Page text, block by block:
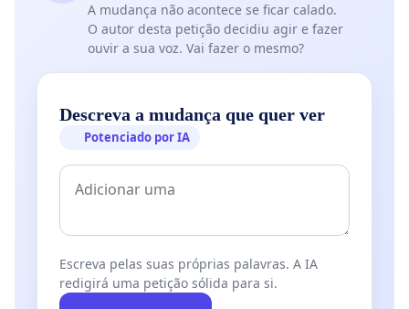
A mudança não acontece se ficar calado.
O autor desta petição decidiu agir e fazer
ouvir a sua voz. Vai fazer o mesmo?
Descreva a mudança que quer ver
Potenciado por IA
Escreva pelas suas próprias palavras. A IA
redigirá uma petição sólida para si.